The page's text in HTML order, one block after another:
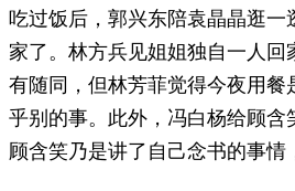
吃过饭后，郭兴东陪袁晶晶逛一
家了。林方兵见姐姐独自一人回
有随同，但林芳菲觉得今夜用餐
乎别的事。此外，冯白杨给顾含
顾含笑乃是讲了自己念书的事情